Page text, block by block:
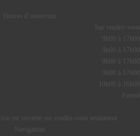
Heures d’ouverture
Sur rendez-vous
9h00 à 17h00
9h00 à 17h00
9h00 à 17h00
9h00 à 17h00
10h00 à 16h00
Fermé
est ouverte sur rendez-vous seulement
Navigation